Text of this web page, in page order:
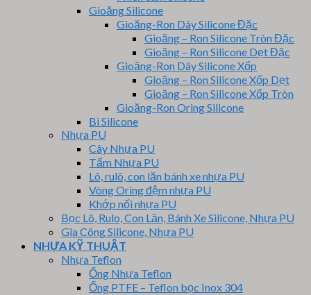
Gioăng Silicone
Gioăng-Ron Dây Silicone Đặc
Gioăng – Ron Silicone Tròn Đặc
Gioăng – Ron Silicone Dẹt Đặc
Gioăng-Ron Dây Silicone Xốp
Gioăng – Ron Silicone Xốp Dẹt
Gioăng – Ron Silicone Xốp Tròn
Gioăng-Ron Oring Silicone
Bi Silicone
Nhựa PU
Cây Nhựa PU
Tấm Nhựa PU
Lô, rulô, con lăn bánh xe nhựa PU
Vòng Oring đệm nhựa PU
Khớp nối nhựa PU
Bọc Lô, Rulo, Con Lăn, Bánh Xe Silicone, Nhựa PU
Gia Công Silicone, Nhựa PU
NHỰA KỸ THUẬT
Nhựa Teflon
Ống Nhựa Teflon
Ống PTFE – Teflon bọc Inox 304